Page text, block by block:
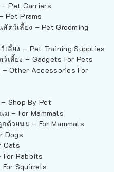
– Pet Carriers
Pet Prams
ตว์เลี้ยง – Pet Grooming
เลี้ยง – Pet Training Supplies
เลี้ยง – Gadgets For Pets
Other Accessories For
Shop By Pet
ม – For Mammals
ด้วยนม – For Mammals
Dogs
Cats
Rabbits
Squirrels